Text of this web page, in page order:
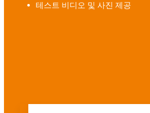
테스트 비디오 및 사진 제공